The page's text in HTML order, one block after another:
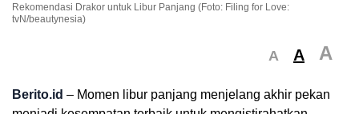
Rekomendasi Drakor untuk Libur Panjang (Foto: Filing for Love:
tvN/beautynesia)
A A A
Berito.id – Momen libur panjang menjelang akhir pekan